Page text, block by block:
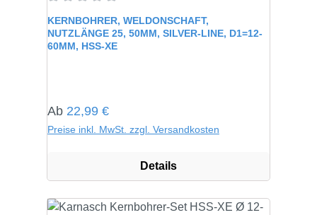
KERNBOHRER, WELDONSCHAFT,
NUTZLÄNGE 25, 50MM, SILVER-LINE, D1=12-
60MM, HSS-XE
Regulärer Preis:
Ab 22,99 €
Preise inkl. MwSt. zzgl. Versandkosten
Details